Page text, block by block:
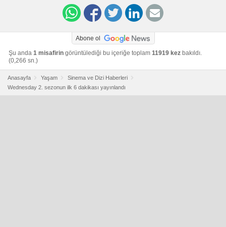
Abone ol
Şu anda 1 misafirin görüntülediği bu içeriğe toplam 11919 kez bakıldı.
(0,266 sn.)
Anasayfa Yaşam
Sinema ve Dizi Haberleri
Wednesday 2. sezonun ilk 6 dakikası yayınlandı